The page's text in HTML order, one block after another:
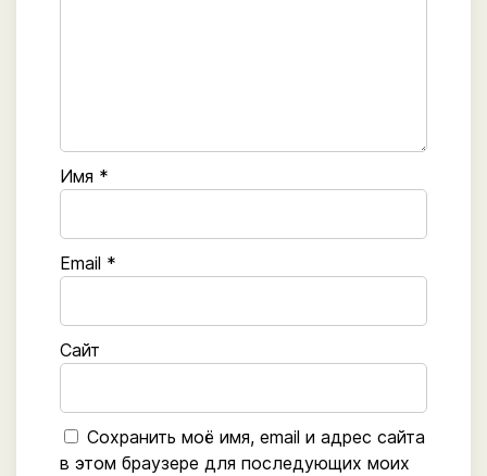
Имя *
Email *
Сайт
Сохранить моё имя, email и адрес сайта
в этом браузере для последующих моих